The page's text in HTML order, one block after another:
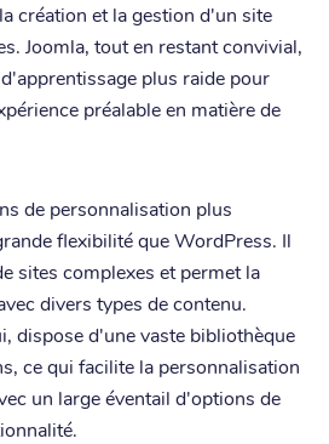
création et la gestion d'un site
Joomla, tout en restant convivial,
plus raide pour
préalable en matière de
de personnalisation plus
flexibilité que WordPress. Il
sites complexes et permet la
divers types de contenu.
dispose d'une vaste bibliothèque
ce qui facilite la personnalisation
un large éventail d'options de